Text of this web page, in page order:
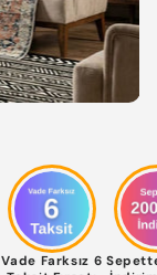
Vade Farksız 6